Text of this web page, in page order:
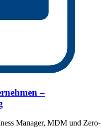
–
Manager, MDM und Zero-